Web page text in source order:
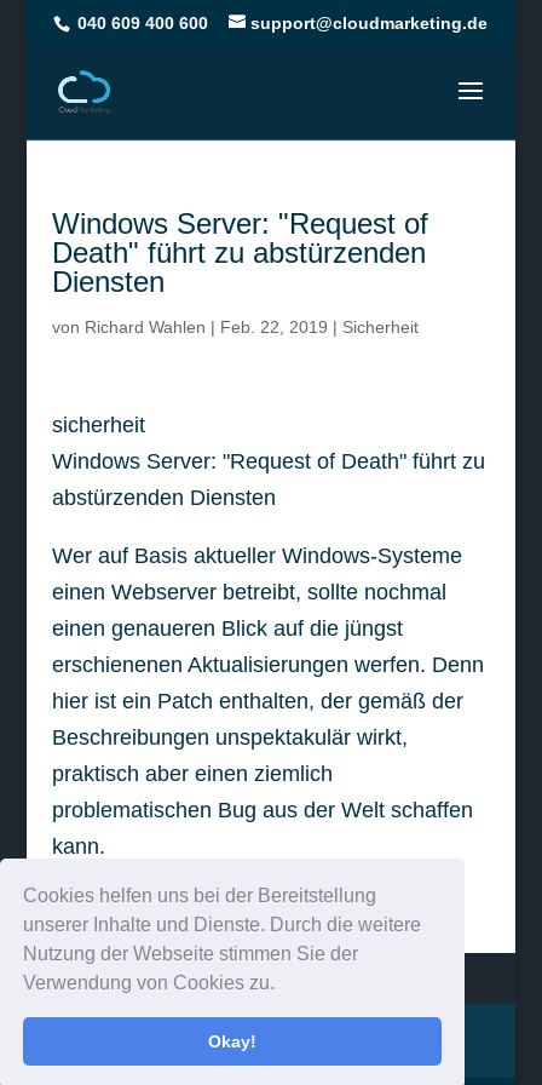
Cookies helfen uns bei der Bereitstellung
unserer Inhalte und Dienste. Durch die weitere
Nutzung der Webseite stimmen Sie der
Verwendung von Cookies zu.
Okay!
040 609 400 600 support@cloudmarketing.de
Windows Server: "Request of
Death" führt zu abstürzenden
Diensten
von Richard Wahlen | Feb. 22, 2019 | Sicherheit
sicherheit
Windows Server: "Request of Death" führt zu
abstürzenden Diensten
Wer auf Basis aktueller Windows-Systeme
einen Webserver betreibt, sollte nochmal
einen genaueren Blick auf die jüngst
erschienenen Aktualisierungen werfen. Denn
hier ist ein Patch enthalten, der gemäß der
Beschreibungen unspektakulär wirkt,
praktisch aber einen ziemlich
problematischen Bug aus der Welt schaffen
kann.
weiterlesen
Impressum